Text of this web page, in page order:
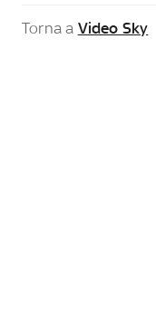
Torna a Video Sky